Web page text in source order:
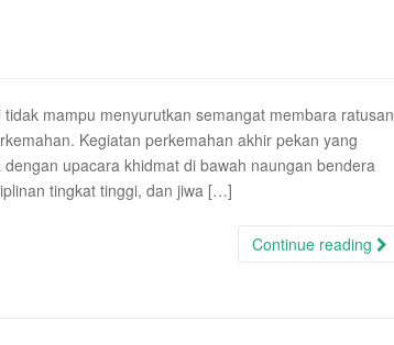
mampu menyurutkan semangat membara ratusan
Kegiatan perkemahan akhir pekan yang
upacara khidmat di bawah naungan bendera
tingkat tinggi, dan jiwa […]
Continue reading